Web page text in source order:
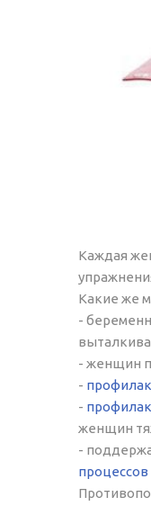
Каждая
Какие же
-
- женщин
-
-
женщин
-